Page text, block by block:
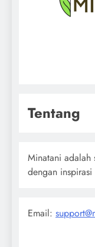
Tentang
Minatani adalah
dengan inspirasi
Email: